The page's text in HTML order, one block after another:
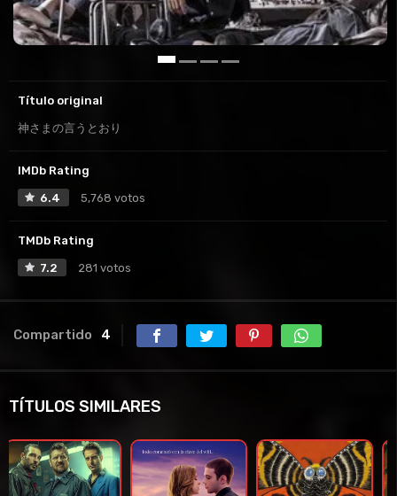
Título original
神さまの言うとおり
IMDb Rating
6.4 5,768 votos
TMDb Rating
7.2 281 votos
Compartido 4
TÍTULOS SIMILARES